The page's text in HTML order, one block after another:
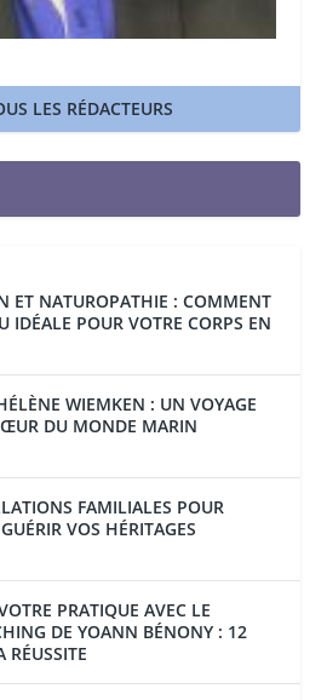
LES RÉDACTEURS
ET NATUROPATHIE : COMMENT
IDÉALE POUR VOTRE CORPS EN
WIEMKEN : UN VOYAGE
DU MONDE MARIN
FAMILIALES POUR
VOS HÉRITAGES
PRATIQUE AVEC LE
DE YOANN BÉNONY : 12
RÉUSSITE